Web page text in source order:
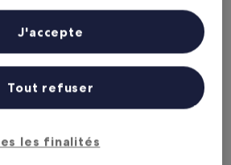
performance des publicités et du contenu,
de services.
(fournisseurs)
les finalités
Tout refuser
J'accepte